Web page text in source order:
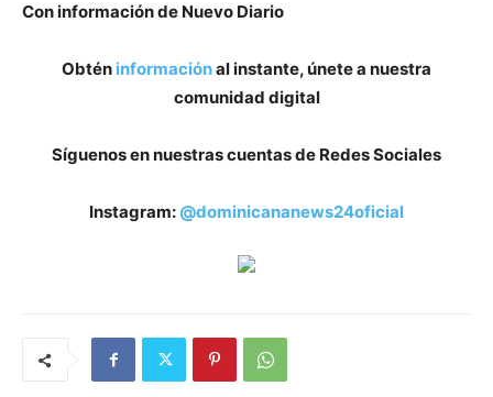
Con información de Nuevo Diario
Obtén informaciónal instante, únete a nuestra
comunidad digital
Síguenos en nuestras cuentas de Redes Sociales
Instagram: @dominicananews24oficial